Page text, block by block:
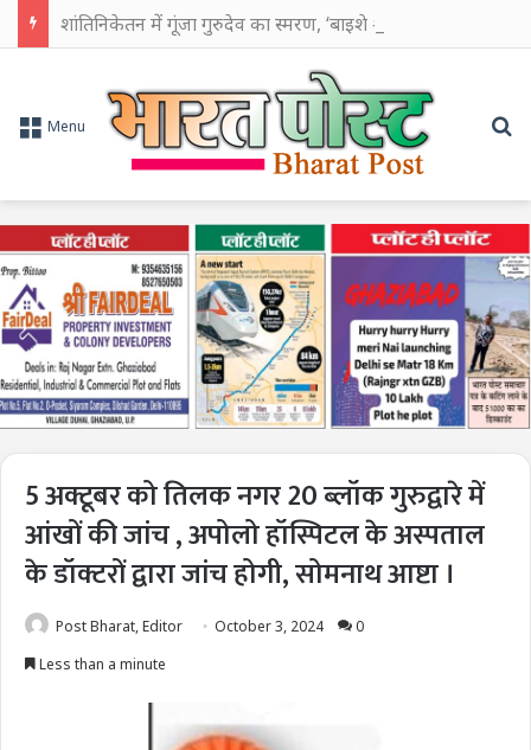
Menu
5 अक्टूबर को तिलक नगर 20 ब्लॉक गुरुद्वारे में
आंखों की जांच , अपोलो हॉस्पिटल के अस्पताल
के डॉक्टरों द्वारा जांच होगी, सोमनाथ आष्टा ।
Post Bharat, Editor October 3, 2024
0
Less than a minute